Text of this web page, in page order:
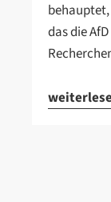
behauptet,
das die